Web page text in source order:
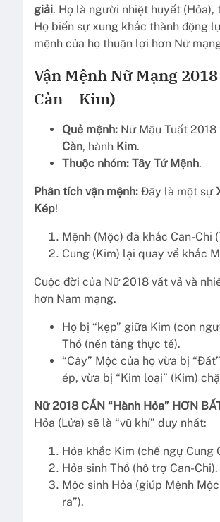
giải. Họ là người nhiệt huyết (Hỏa),
Họ biến sự xung khắc thành động
mệnh của họ thuận lợi hơn Nữ
Vận Mệnh Nữ Mạng
Càn – Kim)
Quẻ mệnh: Nữ Mậu Tuất
Càn, hành Kim.
Thuộc nhóm: Tây Tứ Mệnh.
Phân tích vận mệnh: Đây là một sự
Kép!
Mệnh (Mộc) đã khắc Can-Chi
Cung (Kim) lại quay về khắc
Cuộc đời của Nữ 2018 vất vả và
hơn Nam mạng.
Họ bị “kẹp” giữa Kim (con
Thổ (nền tảng thực tế).
“Cây” Mộc của họ vừa bị
ép, vừa bị “Kim loại” (Kim)
Nữ 2018 CẦN “Hành Hỏa” HƠN
Hỏa (Lửa) sẽ là “vũ khí” duy nhất:
Hỏa khắc Kim (chế ngự Cung
Hỏa sinh Thổ (hỗ trợ Can-Chi).
Mộc sinh Hỏa (giúp Mệnh
ra”).